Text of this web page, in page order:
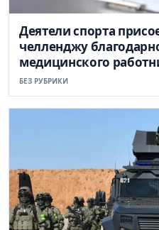
Деятели спорта
челленджу
медицинского
БЕЗ РУБРИКИ